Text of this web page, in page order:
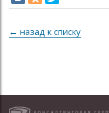
← назад к списку